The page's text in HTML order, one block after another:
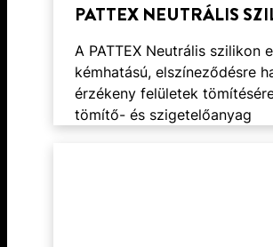
PATTEX NEUTRÁLIS
A PATTEX Neutrális szilikon
kémhatású, elszíneződésre
érzékeny felületek
tömítő- és szigetelőanyag